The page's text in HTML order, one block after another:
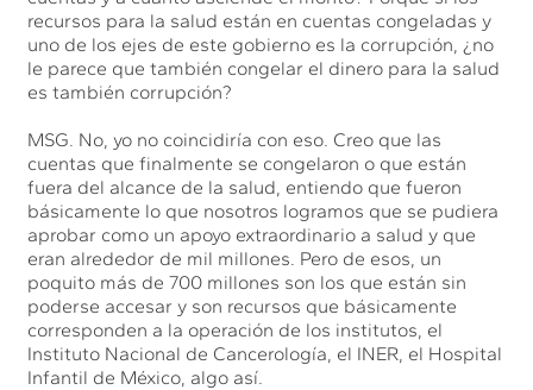
recursos para la salud están en cuentas congeladas y
uno de los ejes de este gobierno es la corrupción, ¿no
le parece que también congelar el dinero para la salud
es también corrupción?
MSG. No, yo no coincidiría con eso. Creo que las
cuentas que finalmente se congelaron o que están
fuera del alcance de la salud, entiendo que fueron
básicamente lo que nosotros logramos que se pudiera
aprobar como un apoyo extraordinario a salud y que
eran alrededor de mil millones. Pero de esos, un
poquito más de 700 millones son los que están sin
poderse accesar y son recursos que básicamente
corresponden a la operación de los institutos, el
Instituto Nacional de Cancerología, el INER, el Hospital
Infantil de México, algo así.